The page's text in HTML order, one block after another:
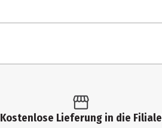
Kostenlose Lieferung in die Filiale